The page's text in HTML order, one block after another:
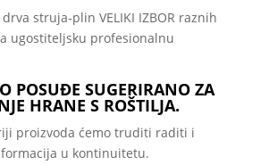
drva struja-plin VELIKI IZBOR raznih
ugostiteljsku profesionalnu
POSUĐE SUGERIRANO ZA
HRANE S ROŠTILJA.
proizvoda ćemo truditi raditi i
u kontinuitetu.